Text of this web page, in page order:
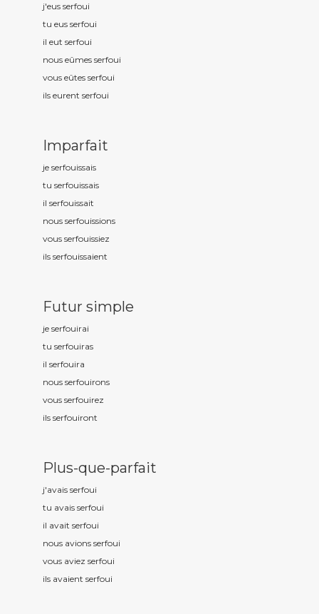
j'eus serfoui
tu eus serfoui
il eut serfoui
nous eûmes serfoui
vous eûtes serfoui
ils eurent serfoui
Imparfait
je serfouissais
tu serfouissais
il serfouissait
nous serfouissions
vous serfouissiez
ils serfouissaient
Futur simple
je serfouirai
tu serfouiras
il serfouira
nous serfouirons
vous serfouirez
ils serfouiront
Plus-que-parfait
j'avais serfoui
tu avais serfoui
il avait serfoui
nous avions serfoui
vous aviez serfoui
ils avaient serfoui